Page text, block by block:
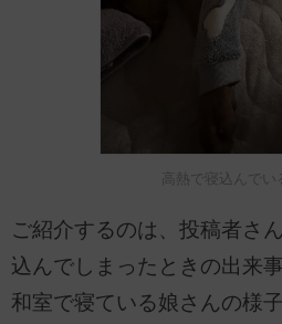
高熱で寝込んでい
ご紹介するのは、投稿者さ
込んでしまったときの出来
和室で寝ている娘さんの様